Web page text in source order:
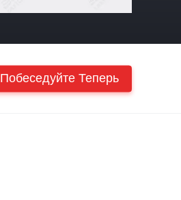
Побеседуйте Теперь